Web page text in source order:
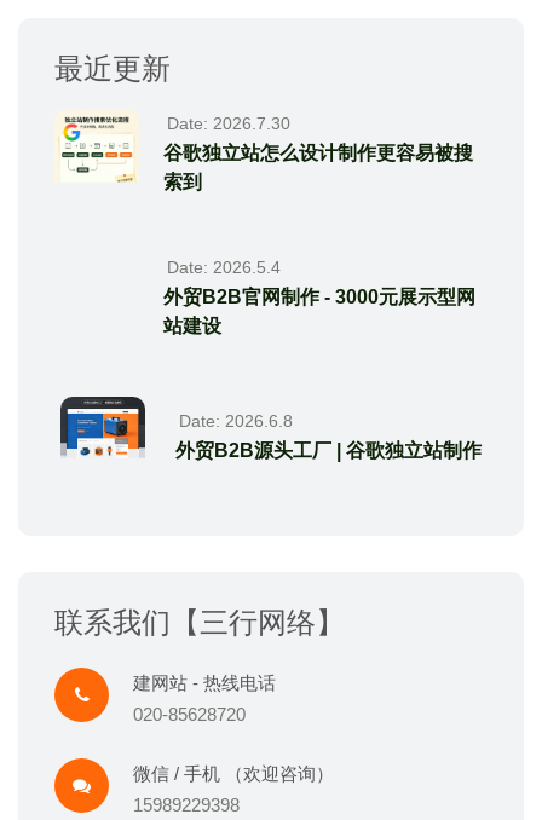
最近更新
Date: 2026.7.30
谷歌独立站怎么设计制作更容易被搜
索到
Date: 2026.5.4
外贸B2B官网制作 - 3000元展示型网
站建设
Date: 2026.6.8
外贸B2B源头工厂 | 谷歌独立站制作
联系我们【三行网络】
建网站 - 热线电话
020-85628720
微信 / 手机 （欢迎咨询）
15989229398